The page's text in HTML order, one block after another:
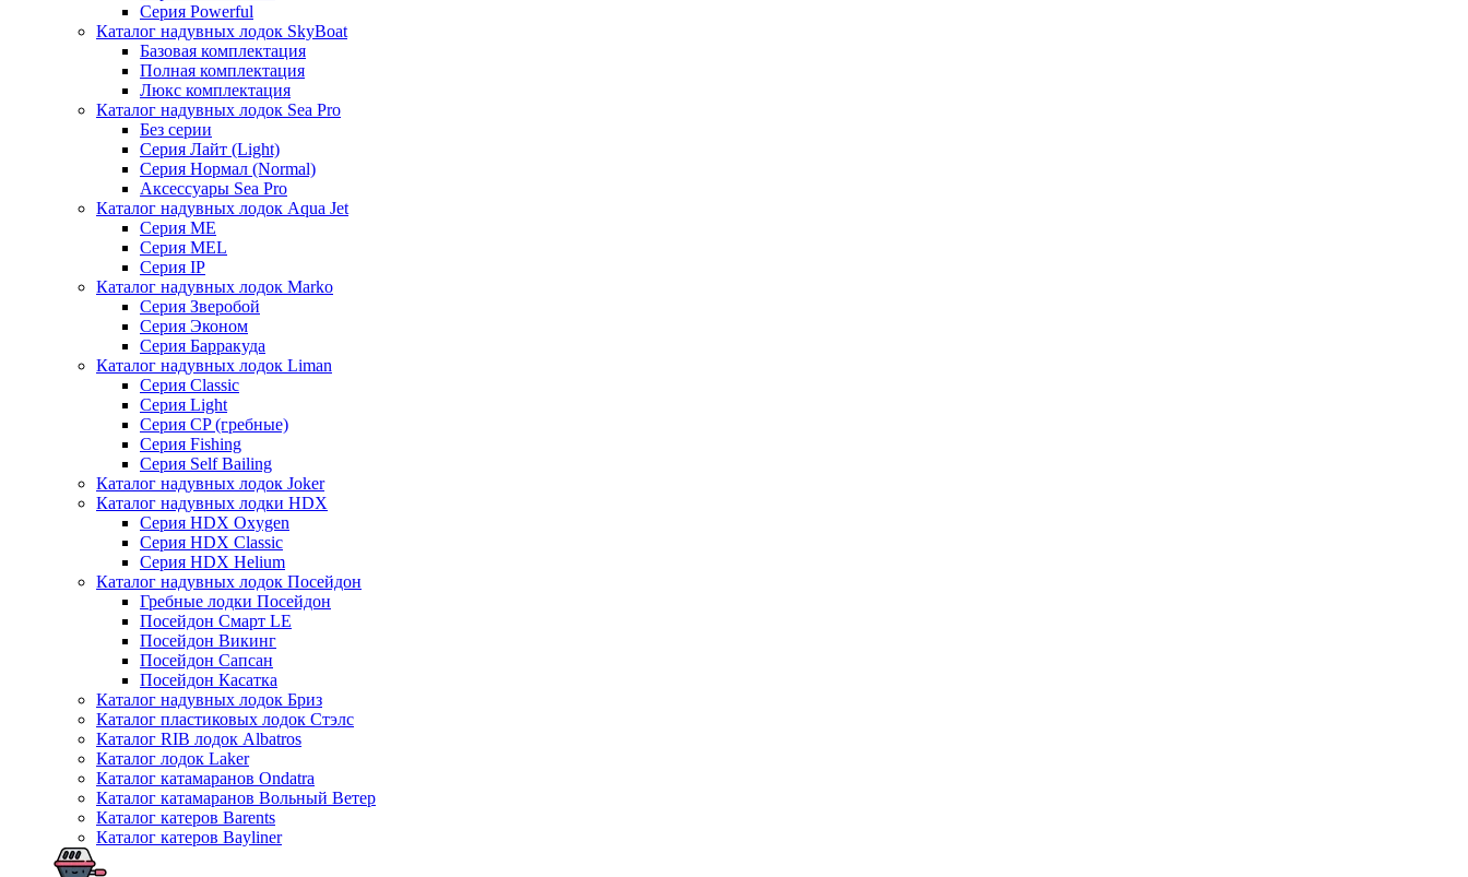
Серия Powerful
Каталог надувных лодок SkyBoat
Базовая комплектация
Полная комплектация
Люкс комплектация
Каталог надувных лодок Sea Pro
Без серии
Серия Лайт (Light)
Серия Нормал (Normal)
Аксессуары Sea Pro
Каталог надувных лодок Aqua Jet
Серия ME
Серия MEL
Серия IP
Каталог надувных лодок Marko
Серия Зверобой
Серия Эконом
Серия Барракуда
Каталог надувных лодок Liman
Серия Classic
Серия Light
Серия CP (гребные)
Серия Fishing
Серия Self Bailing
Каталог надувных лодок Joker
Каталог надувных лодки HDX
Серия HDX Oxygen
Серия HDX Classic
Серия HDX Helium
Каталог надувных лодок Посейдон
Гребные лодки Посейдон
Посейдон Смарт LE
Посейдон Викинг
Посейдон Сапсан
Посейдон Касатка
Каталог надувных лодок Бриз
Каталог пластиковых лодок Стэлс
Каталог RIB лодок Albatros
Каталог лодок Laker
Каталог катамаранов Ondatra
Каталог катамаранов Вольный Ветер
Каталог катеров Barents
Каталог катеров Bayliner